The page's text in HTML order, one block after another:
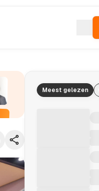
Meest gelezen